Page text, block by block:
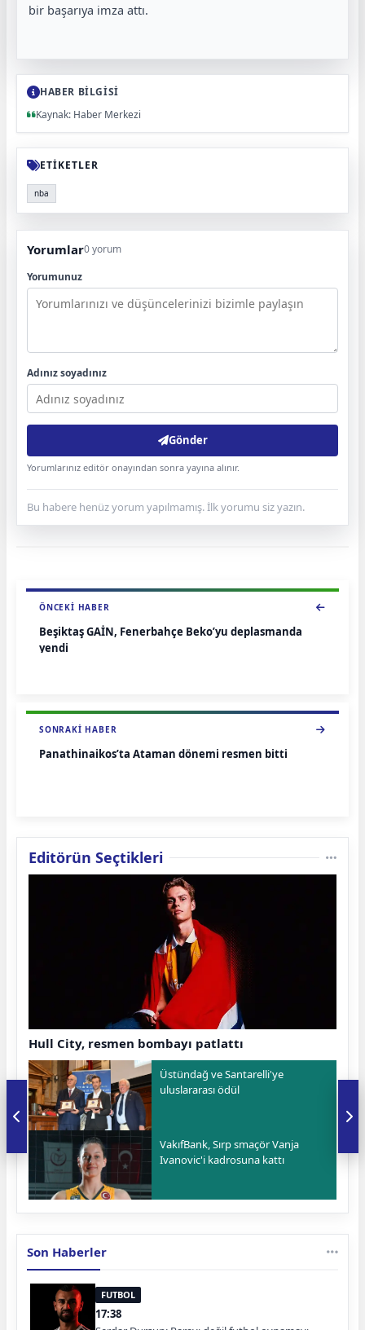
bir başarıya imza attı.
HABER BİLGİSİ
Kaynak: Haber Merkezi
ETİKETLER
nba
Yorumlar0 yorum
Yorumunuz
Adınız soyadınız
Gönder
Yorumlarınız editör onayından sonra yayına alınır.
Bu habere henüz yorum yapılmamış. İlk yorumu siz yazın.
ÖNCEKI HABER
Beşiktaş GAİN, Fenerbahçe Beko’yu deplasmanda
yendi
SONRAKI HABER
Panathinaikos’ta Ataman dönemi resmen bitti
Editörün Seçtikleri
Hull City, resmen bombayı patlattı
Üstündağ ve Santarelli'ye
uluslararası ödül
VakıfBank, Sırp smaçör Vanja
Ivanovic'i kadrosuna kattı
Son Haberler
FUTBOL
17:38